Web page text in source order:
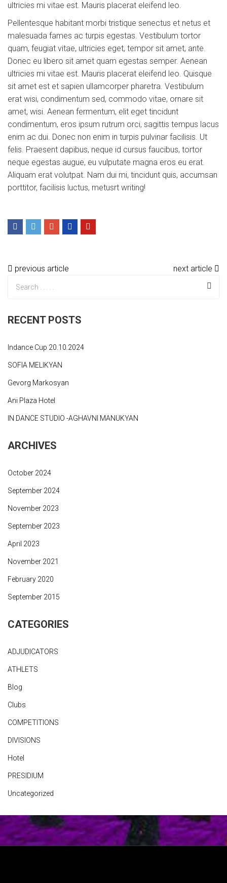
ultricies mi vitae est. Mauris placerat eleifend leo.
Pellentesque habitant morbi tristique senectus et netus et
malesuada fames ac turpis egestas. Vestibulum tortor
quam, feugiat vitae, ultricies eget, tempor sit amet, ante.
Donec eu libero sit amet quam egestas semper. Aenean
ultricies mi vitae est. Mauris placerat eleifend leo. Quisque
sit amet est et sapien ullamcorper pharetra. Vestibulum
erat wisi, condimentum sed, commodo vitae, ornare sit
amet, wisi. Aenean fermentum, elit eget tincidunt
condimentum, eros ipsum rutrum orci, sagittis tempus lacus
enim ac dui. Donec non enim in turpis pulvinar facilisis. Ut
felis. Praesent dapibus, neque id cursus faucibus, tortor
neque egestas augue, eu vulputate magna eros eu erat.
Aliquam erat volutpat. Nam dui mi, tincidunt quis, accumsan
porttitor, facilisis luctus, metusrt writing!
previous article next article
RECENT POSTS
Indance Cup 20.10.2024
SOFIA MELIKYAN
Gevorg Markosyan
Ani Plaza Hotel
IN DANCE STUDIO -AGHAVNI MANUKYAN
ARCHIVES
October 2024
September 2024
November 2023
September 2023
April 2023
November 2021
February 2020
September 2015
CATEGORIES
ADJUDICATORS
ATHLETS
Blog
Clubs
COMPETITIONS
DIVISIONS
Hotel
PRESIDIUM
Uncategorized